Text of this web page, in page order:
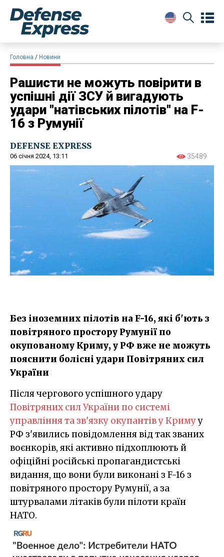
Головна Новини
Рашисти не можуть повірити в
успішні дії ЗСУ й вигадують
удари "натівських пілотів" на F-
16 з Румунії
DEFENSE EXPRESS
06 січня 2024, 13:11 35489
Без іноземних пілотів на F-16, які б'ють з
повітряного простору Румунії по
окупованому Криму, у РФ вже не можуть
пояснити болісні удари Повітряних сил
України
Після чергового успішного удару
Повітряних сил України по системі
управління та зв'язку окупантів у Кримуу
РФ з'явились повідомлення від так званих
воєнкорів, які активно підхоплюють й
офіційні російські пропагандистські
видання, що вони були виконані з F-16 з
повітряного простору Румунії, а за
штурвалами літаків були пілоти країн
НАТО.